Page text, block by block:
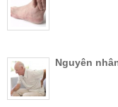
Nguyên